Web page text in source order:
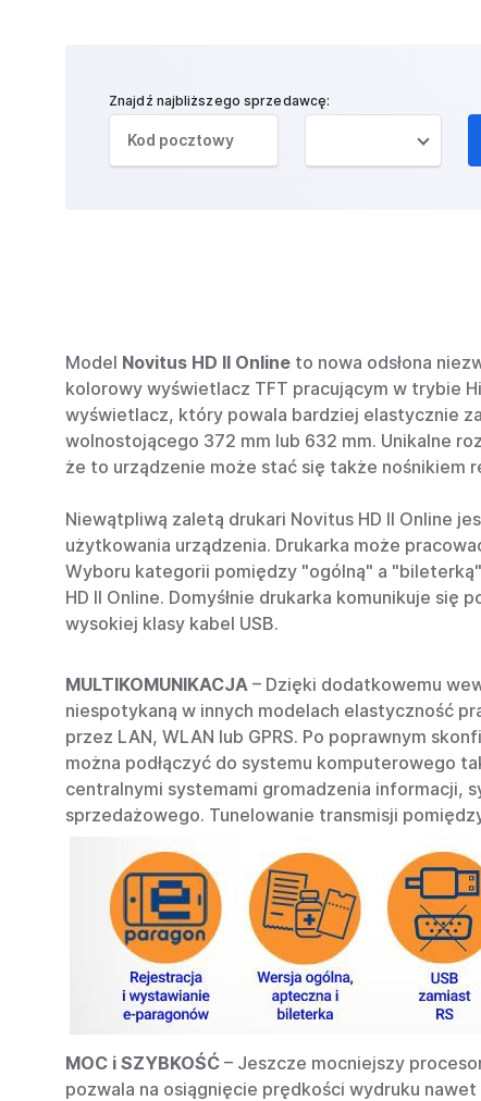
Znajdź najbliższego sprzedawcę:
Model Novitus HD II Online to nowa odsłona
kolorowy wyświetlacz TFT pracującym w trybie
wyświetlacz, który powala bardziej elastycznie
wolnostojącego 372 mm lub 632 mm. Unikalne
że to urządzenie może stać się także nośnikiem
Niewątpliwą zaletą drukari Novitus HD II Online
użytkowania urządzenia. Drukarka może
Wyboru kategorii pomiędzy "ogólną" a
HD II Online. Domyśłnie drukarka komunikuje
wysokiej klasy kabel USB.
MULTIKOMUNIKACJA – Dzięki dodatkowemu
niespotykaną w innych modelach elastyczność
przez LAN, WLAN lub GPRS. Po poprawnym
można podłączyć do systemu komputerowego
centralnymi systemami gromadzenia informacji,
sprzedażowego. Tunelowanie transmisji
MOC i SZYBKOŚĆ – Jeszcze mocniejszy
pozwala na osiągnięcie prędkości wydruku